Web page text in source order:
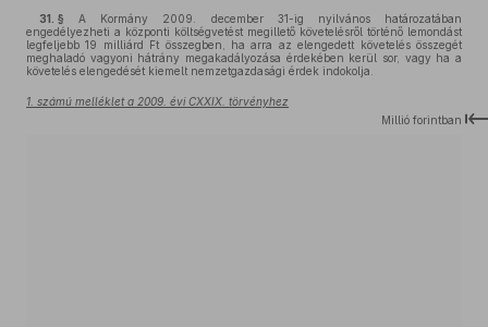
31. § A Kormány 2009. december 31-ig nyilvános határozatában
engedélyezheti a központi költségvetést megillető követelésről történő lemondást
legfeljebb 19 milliárd Ft összegben, ha arra az elengedett követelés összegét
meghaladó vagyoni hátrány megakadályozása érdekében kerül sor, vagy ha a
követelés elengedését kiemelt nemzetgazdasági érdek indokolja.
1. számú melléklet a 2009. évi CXXIX. törvényhez
Millió forintban